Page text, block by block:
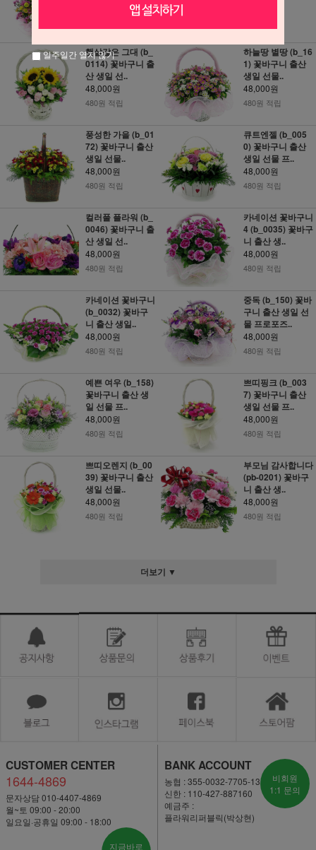
햇살같은 그대 (b_
0114) 꽃바구니 출
산 생일 선..
48,000원
480원 적립
하늘땅 별땅 (b_16
1) 꽃바구니 출산
생일 선물..
48,000원
480원 적립
풍성한 가을 (b_01
72) 꽃바구니 출산
생일 선물..
48,000원
480원 적립
큐트엔젤 (b_005
0) 꽃바구니 출산
생일 선물 프..
48,000원
480원 적립
컬러풀 플라워 (b_
0046) 꽃바구니 출
산 생일 선..
48,000원
480원 적립
카네이션 꽃바구니
4 (b_0035) 꽃바구
니 출산 생..
48,000원
480원 적립
카네이션 꽃바구니
(b_0032) 꽃바구
니 출산 생일..
48,000원
480원 적립
중독 (b_150) 꽃바
구니 출산 생일 선
물 프로포즈..
48,000원
480원 적립
예쁜 여우 (b_158)
꽃바구니 출산 생
일 선물 프..
48,000원
480원 적립
쁘띠핑크 (b_003
7) 꽃바구니 출산
생일 선물 프..
48,000원
480원 적립
쁘띠오렌지 (b_00
39) 꽃바구니 출산
생일 선물..
48,000원
480원 적립
부모님 감사합니다
(pb-0201) 꽃바구
니 출산 생..
48,000원
480원 적립
더보기 ▼
CUSTOMER CENTER
1644-4869
문자상담 010-4407-4869
월~토 09:00 - 20:00
일요일·공휴일 09:00 - 18:00
지금바로
BANK ACCOUNT
농협 : 355-0032-7705-13
신한 : 110-427-887160
예금주 :
플라워리퍼블릭(박상현)
비회원
1:1 문의
일주일간 열지 않기